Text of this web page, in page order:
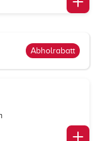
Abholrabatt